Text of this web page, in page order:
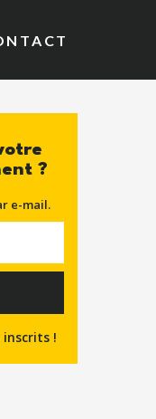
?
e-mail.
inscrits !